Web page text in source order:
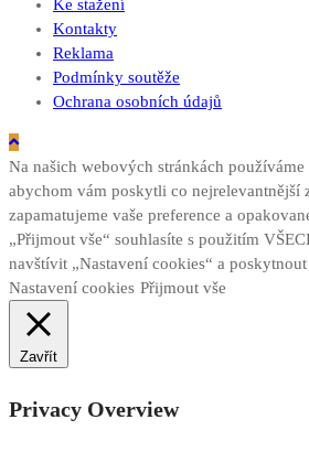
Ke stažení
Kontakty
Reklama
Podmínky soutěže
Ochrana osobních údajů
Na našich webových stránkách
abychom vám poskytli co nejrelevantnější
zapamatujeme vaše preference a
„Přijmout vše“ souhlasíte s použitím
navštívit „Nastavení cookies“ a
Nastavení cookies Přijmout vše
Zavřít
Privacy Overview